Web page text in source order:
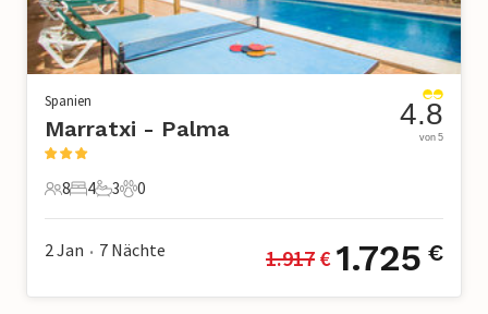
Spanien
Marratxi - Palma
8 Gäste
8
4 Schlafzimmer
4
3 Badezimmer
3
0 Haustiere
0
4.8
von 5
2 Jan • 7 Nächte 1.917 € 1.725 €